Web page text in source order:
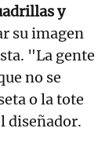
y
su imagen
"La gente
no se
o la tote
diseñador.